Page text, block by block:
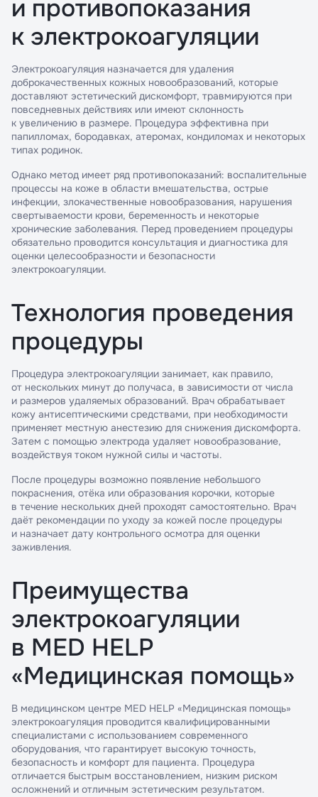
и противопоказания
к электрокоагуляции
Электрокоагуляция назначается для удаления
доброкачественных кожных новообразований, которые
доставляют эстетический дискомфорт, травмируются при
повседневных действиях или имеют склонность
к увеличению в размере. Процедура эффективна при
папилломах, бородавках, атеромах, кондиломах и некоторых
типах родинок.
Однако метод имеет ряд противопоказаний: воспалительные
процессы на коже в области вмешательства, острые
инфекции, злокачественные новообразования, нарушения
свертываемости крови, беременность и некоторые
хронические заболевания. Перед проведением процедуры
обязательно проводится консультация и диагностика для
оценки целесообразности и безопасности
электрокоагуляции.
Технология проведения
процедуры
Процедура электрокоагуляции занимает, как правило,
от нескольких минут до получаса, в зависимости от числа
и размеров удаляемых образований. Врач обрабатывает
кожу антисептическими средствами, при необходимости
применяет местную анестезию для снижения дискомфорта.
Затем с помощью электрода удаляет новообразование,
воздействуя током нужной силы и частоты.
После процедуры возможно появление небольшого
покраснения, отёка или образования корочки, которые
в течение нескольких дней проходят самостоятельно. Врач
даёт рекомендации по уходу за кожей после процедуры
и назначает дату контрольного осмотра для оценки
заживления.
Преимущества
электрокоагуляции
в MED HELP
«Медицинская помощь»
В медицинском центре MED HELP «Медицинская помощь»
электрокоагуляция проводится квалифицированными
специалистами с использованием современного
оборудования, что гарантирует высокую точность,
безопасность и комфорт для пациента. Процедура
отличается быстрым восстановлением, низким риском
осложнений и отличным эстетическим результатом.